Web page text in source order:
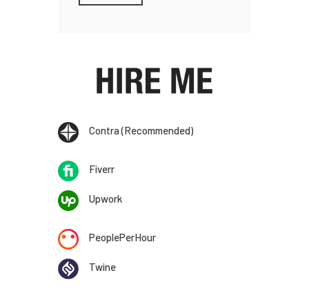
Contra (Recommended)
Fiverr
Upwork
PeoplePerHour
Twine